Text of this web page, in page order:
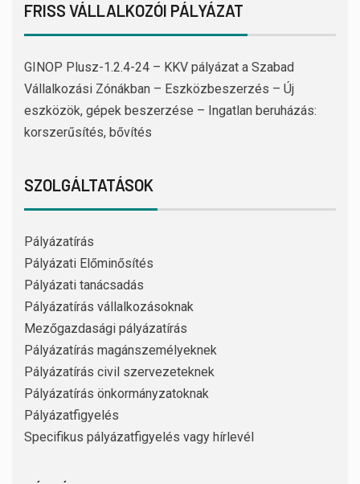
FRISS VÁLLALKOZÓI PÁLYÁZAT
GINOP Plusz-1.2.4-24 – KKV pályázat a Szabad
Vállalkozási Zónákban – Eszközbeszerzés – Új
eszközök, gépek beszerzése – Ingatlan beruházás:
korszerűsítés, bővítés
SZOLGÁLTATÁSOK
Pályázatírás
Pályázati Előminősítés
Pályázati tanácsadás
Pályázatírás vállalkozásoknak
Mezőgazdasági pályázatírás
Pályázatírás magánszemélyeknek
Pályázatírás civil szervezeteknek
Pályázatírás önkormányzatoknak
Pályázatfigyelés
Specifikus pályázatfigyelés vagy hírlevél